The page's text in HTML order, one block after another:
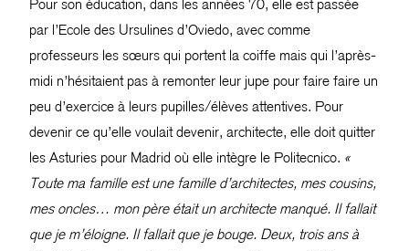
Pour son éducation, dans les années 70, elle est passée
par l’Ecole des Ursulines d’Oviedo, avec comme
professeurs les sœurs qui portent la coiffe mais qui l’après-
midi n’hésitaient pas à remonter leur jupe pour faire faire un
peu d’exercice à leurs pupilles/élèves attentives. Pour
devenir ce qu’elle voulait devenir, architecte, elle doit quitter
les Asturies pour Madrid où elle intègre le Politecnico. «
Toute ma famille est une famille d’architectes, mes cousins,
mes oncles… mon père était un architecte manqué. Il fallait
que je m’éloigne. Il fallait que je bouge. Deux, trois ans à